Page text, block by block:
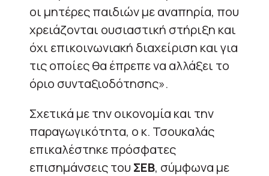
οι μητέρες παιδιών με αναπηρία, που
χρειάζονται ουσιαστική στήριξη και
όχι επικοινωνιακή διαχείριση και για
τις οποίες θα έπρεπε να αλλάξει το
όριο συνταξιοδότησης».
Σχετικά με την οικονομία και την
παραγωγικότητα, ο κ. Τσουκαλάς
επικαλέστηκε πρόσφατες
επισημάνσεις του ΣΕΒ, σύμφωνα με